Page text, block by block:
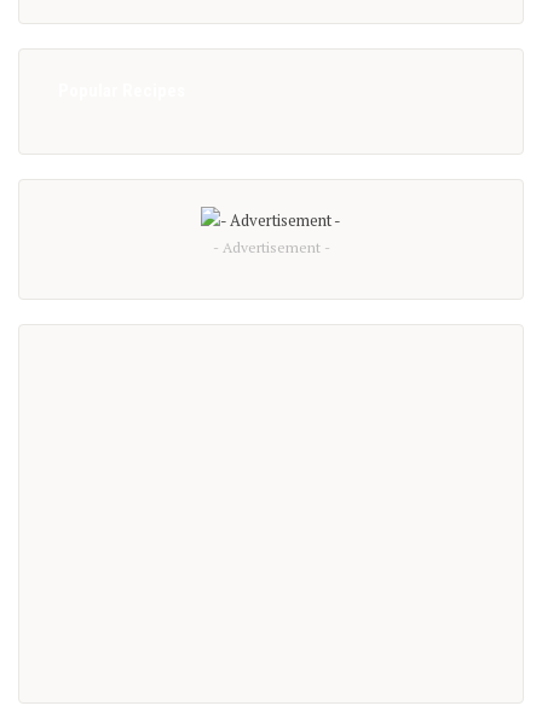
- Advertisement -